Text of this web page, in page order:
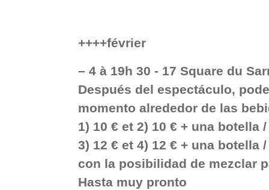
++++février
– 4 à 19h 30 - 17 Square du
Después del espectáculo,
momento alrededor de las
1) 10 € et 2) 10 € + una botella
3) 12 € et 4) 12 € + una botella
con la posibilidad de mezclar
Hasta muy pronto